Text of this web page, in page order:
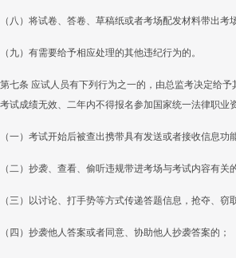
（八）将试卷、答卷、草稿纸或者考场配发材料带出
（九）有需要给予相应处理的其他违纪行为的。
第七条 应试人员有下列行为之一的，由总监考决定给
考试成绩无效、二年内不得报名参加国家统一法律职业
（一）考试开始后被查出携带具有发送或者接收信息
（二）抄袭、查看、偷听违规带进考场与考试内容有关
（三）以讨论、打手势等方式传递答题信息，抢夺、
（四）抄袭他人答案或者同意、协助他人抄袭答案的；